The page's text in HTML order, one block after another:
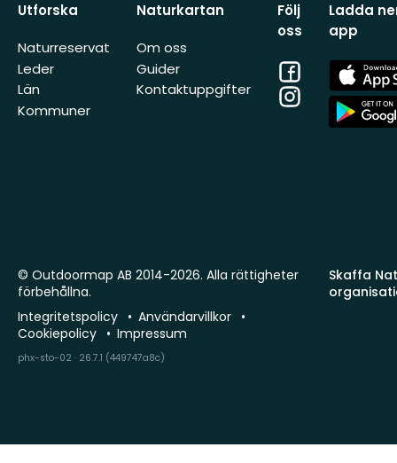
Utforska
Naturreservat
Leder
Län
Kommuner
Naturkartan
Om oss
Guider
Kontaktuppgifter
Följ
oss
Facebook
Instagram
Ladda
app
App
Store
App
Store
Skaffa
© Outdoormap AB 2014-2026. Alla rättigheter
förbehållna.
Integritetspolicy
Användarvillkor
Cookiepolicy
Impressum
phx-sto-02 · 26.7.1 (449747a8c)